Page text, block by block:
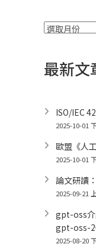
彙
最新文
ISO/IEC
2025-10-01
歐盟《人
2025-10-01
論文研讀
2025-09-21
gpt-oss
gpt-oss-
2025-08-20